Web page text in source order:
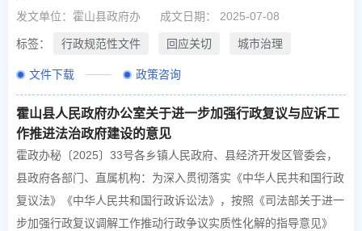
发文单位：霍山县政府办
成文日期： 2025-07-08
标签： 行政规范性文件 回应关切 城市治理
文件下载 政策咨询
霍山县人民政府办公室关于进一步加强行政复议与应诉工
作推进法治政府建设的意见
霍政办秘〔2025〕33号各乡镇人民政府、县经济开发区管委会，
县政府各部门、直属机构：为深入贯彻落实《中华人民共和国行政
复议法》《中华人民共和国行政诉讼法》，按照《司法部关于进一
步加强行政复议调解工作推动行政争议实质性化解的指导意见》